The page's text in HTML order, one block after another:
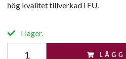
hög kvalitet tillverkad i EU.
I lager.